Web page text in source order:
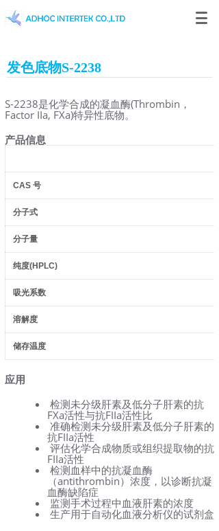
发色底物S-2238
S-2238是化学合成的凝血酶(Thrombin，
Factor IIa, FXa)特异性底物。
产品信息
CAS号
分子式
分子量
纯度(HPLC)
吸光系数
溶解度
储存温度
应用
检测未分级肝素及低分子肝素的抗
FXa活性与抗FIIa活性比
准确检测未分级肝素及低分子肝素的
抗FIIa活性
评估化学合成物质或组织提取物的抗
FIIa活性
检测血样中的抗凝血酶
（antithrombin）浓度，以诊断抗凝
血酶缺陷症
监测手术过程中血液肝素的浓度
生产用于自动化血液分析仪的试剂盒